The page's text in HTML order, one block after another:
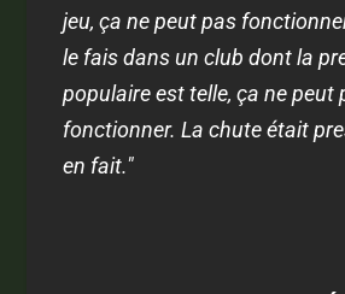
jeu, ça ne peut pas
le fais dans un club dont la
populaire est telle, ça ne peut
fonctionner. La chute était
en fait."